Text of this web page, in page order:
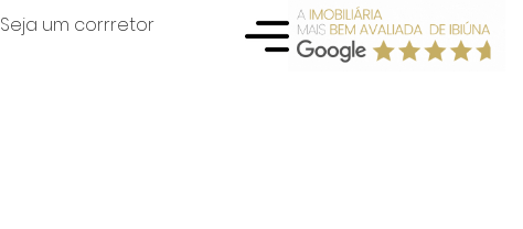
Seja um corrretor